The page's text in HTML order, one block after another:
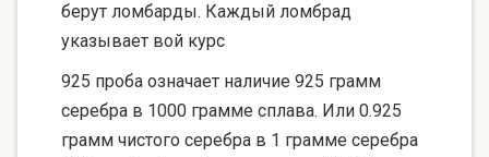
берут ломбарды. Каждый ломбрад
указывает вой курс
925 проба означает наличие 925 грамм
серебра в 1000 грамме сплава. Или 0.925
грамм чистого серебра в 1 грамме серебра